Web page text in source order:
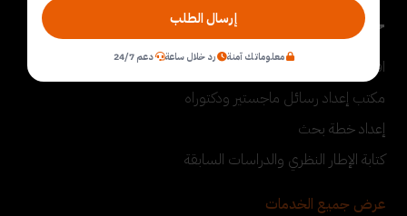
إرسال الطلب
معلوماتك آمنة رد خلال ساعة دعم 24/7
خدماتنا
اقتراح موضوعات رسائل ماجستير ودكتوراه
مكتب إعداد رسائل ماجستير ودكتوراه
إعداد خطة بحث
كتابة الإطار النظري والدراسات السابقة
عرض جميع الخدمات